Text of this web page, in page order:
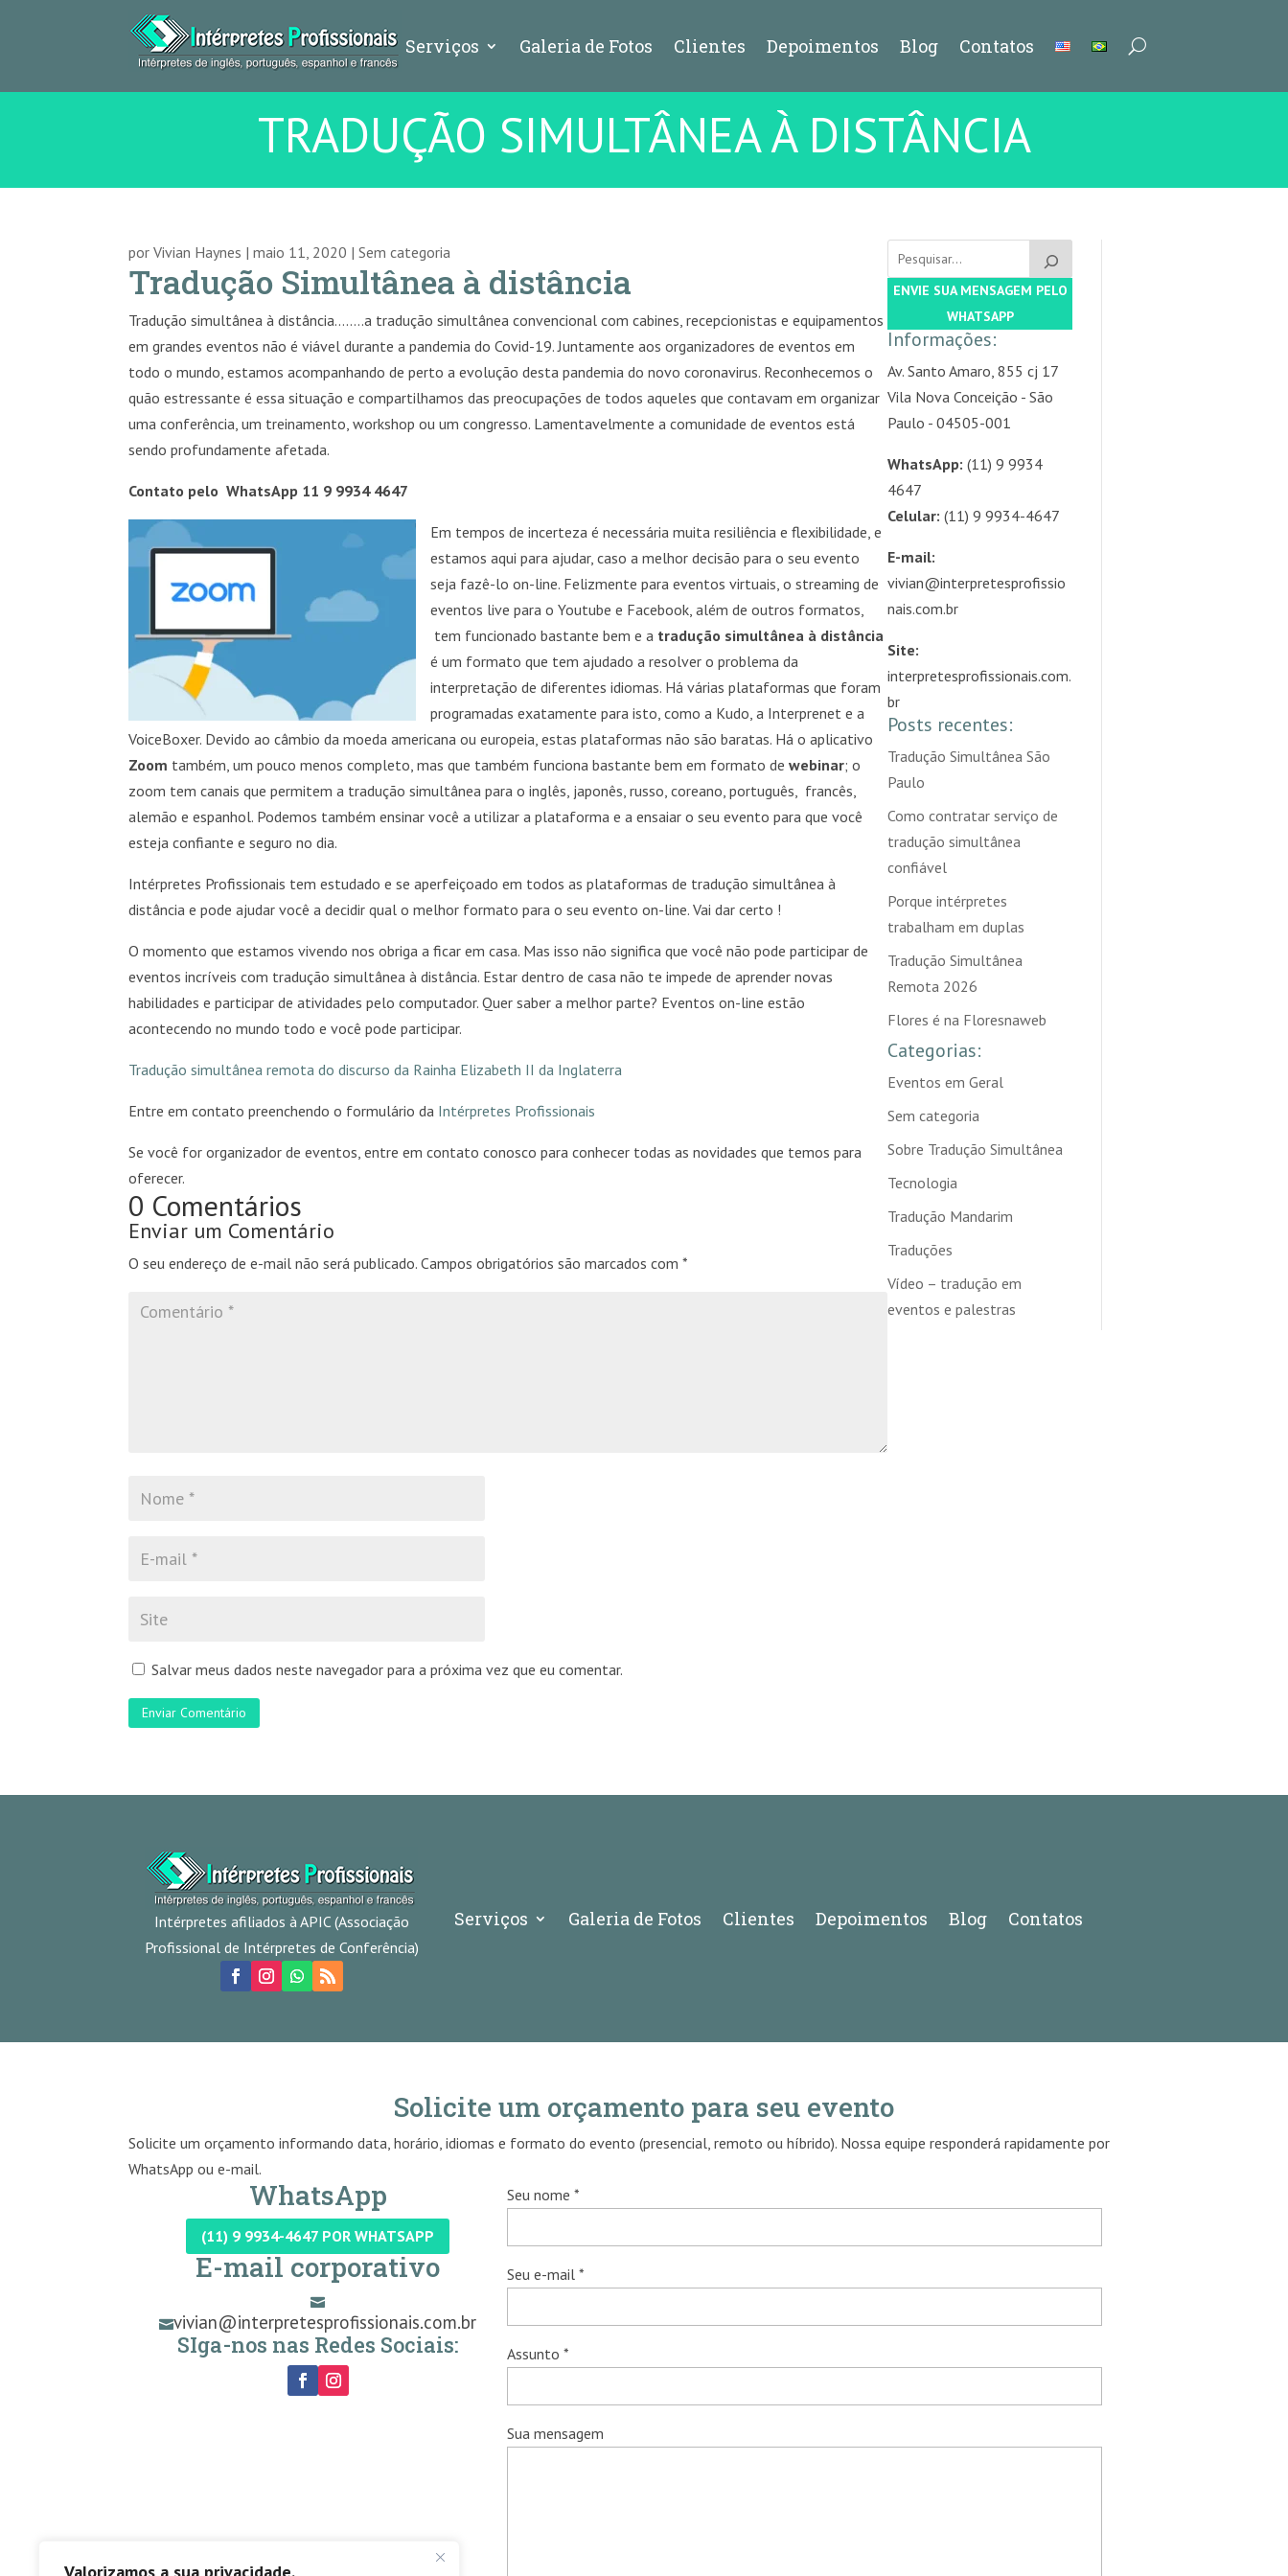
Serviços Galeria de Fotos Clientes Depoimentos Blog Contatos
TRADUÇÃO SIMULTÂNEA À DISTÂNCIA
porVivian Haynes |maio 11, 2020 |Sem categoria
Tradução Simultânea à distância
Tradução simultânea à distância……..a tradução simultânea convencional com cabines, recepcionistas e equipamentos
em grandes eventos não é viável durante a pandemia do Covid-19. Juntamente aos organizadores de eventos em
todo o mundo, estamos acompanhando de perto a evolução desta pandemia do novo coronavirus. Reconhecemos o
quão estressante é essa situação e compartilhamos das preocupações de todos aqueles que contavam em organizar
uma conferência, um treinamento, workshop ou um congresso. Lamentavelmente a comunidade de eventos está
sendo profundamente afetada.
Contato pelo WhatsApp 11 9 9934 4647
Em tempos de incerteza é necessária muita resiliência e flexibilidade, e
estamos aqui para ajudar, caso a melhor decisão para o seu evento
seja fazê-lo on-line. Felizmente para eventos virtuais, o streaming de
eventos live para o Youtube e Facebook, além de outros formatos,
tem funcionado bastante bem e a tradução simultânea à distância
é um formato que tem ajudado a resolver o problema da
interpretação de diferentes idiomas. Há várias plataformas que foram
programadas exatamente para isto, como a Kudo, a Interprenet e a
VoiceBoxer. Devido ao câmbio da moeda americana ou europeia, estas plataformas não são baratas. Há o aplicativo
Zoom também, um pouco menos completo, mas que também funciona bastante bem em formato dewebinar; o
zoom tem canais que permitem a tradução simultânea para o inglês, japonês, russo, coreano, português, francês,
alemão e espanhol. Podemos também ensinar você a utilizar a plataforma e a ensaiar o seu evento para que você
esteja confiante e seguro no dia.
Intérpretes Profissionais tem estudado e se aperfeiçoado em todos as plataformas de tradução simultânea à
distância e pode ajudar você a decidir qual o melhor formato para o seu evento on-line. Vai dar certo !
O momento que estamos vivendo nos obriga a ficar em casa. Mas isso não significa que você não pode participar de
eventos incríveis com tradução simultânea à distância. Estar dentro de casa não te impede de aprender novas
habilidades e participar de atividades pelo computador. Quer saber a melhor parte? Eventos on-line estão
acontecendo no mundo todo e você pode participar.
Tradução simultânea remota do discurso da Rainha Elizabeth II da Inglaterra
Entre em contato preenchendo o formulário da Intérpretes Profissionais
Se você for organizador de eventos, entre em contato conosco para conhecer todas as novidades que temos para
oferecer.
0 Comentários
Enviar um Comentário
O seu endereço de e-mail não será publicado. Campos obrigatórios são marcados com*
Salvar meus dados neste navegador para a próxima vez que eu comentar.
Enviar Comentário
ENVIE SUA MENSAGEM PELO
WHATSAPP
Informações:
Av. Santo Amaro, 855 cj 17
Vila Nova Conceição - São
Paulo - 04505-001
WhatsApp: (11) 9 9934
4647
Celular: (11) 9 9934-4647
E-mail:
vivian@interpretesprofissio
nais.com.br
Site:
interpretesprofissionais.com.
br
Posts recentes:
Tradução Simultânea São
Paulo
Como contratar serviço de
tradução simultânea
confiável
Porque intérpretes
trabalham em duplas
Tradução Simultânea
Remota 2026
Flores é na Floresnaweb
Categorias:
Eventos em Geral
Sem categoria
Sobre Tradução Simultânea
Tecnologia
Tradução Mandarim
Traduções
Vídeo – tradução em
eventos e palestras
Intérpretes afiliados à APIC (Associação
Profissional de Intérpretes de Conferência)
Serviços Galeria de Fotos Clientes Depoimentos Blog Contatos
Solicite um orçamento para seu evento
Solicite um orçamento informando data, horário, idiomas e formato do evento (presencial, remoto ou híbrido). Nossa equipe responderá rapidamente por
WhatsApp ou e-mail.
WhatsApp
(11) 9 9934-4647 POR WHATSAPP
E-mail corporativo

vivian@interpretesprofissionais.com.br
SIga-nos nas Redes Sociais:
Seu nome *
Seu e-mail *
Assunto *
Sua mensagem